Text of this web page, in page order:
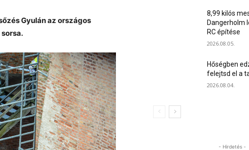
Gyulán az országos
8,99 kilós
Dangerholm
RC építése
2026.08.05.
Hőségben
felejtsd el a
2026.08.04.
- Hirdetés -